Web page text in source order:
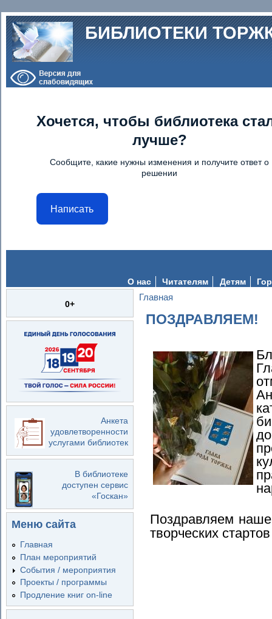
Перейти к основному содержанию
БИБЛИОТЕКИ
Хочется, чтобы библиотека
лучше?
Сообщите, какие нужны изменения и получите ответ о
решении
Написать
О нас Читателям Детям
0+
Анкета
удовлетворенности
услугами библиотек
В библиотеке
доступен сервис
«Госкан»
Меню сайта
Главная
План мероприятий
События / мероприятия
Проекты / программы
Продление книг on-line
Вы здесь
Главная
ПОЗДРАВЛЯЕМ!
Поздравляем
творческих